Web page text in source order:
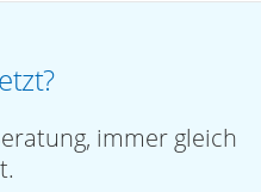
immer gleich